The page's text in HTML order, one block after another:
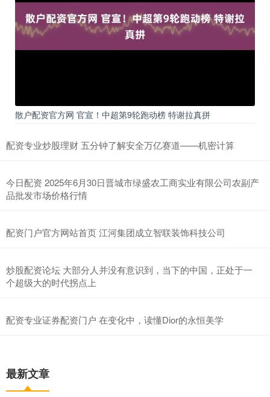
散户配资官方网 官宣！中超第9轮跑动榜 特谢拉真拼
配资专业炒股理财 五分钟了解安全万亿赛道——机密计算
今日配资 2025年6月30日晋城市绿盛农工商实业有限公司农副产
品批发市场价格行情
配资门户官方网站首页 江河集团成立智联装饰科技公司
炒股配资论坛 大部分人并没有意识到，当下的中国，正处于一
个超级大的时代拐点上
配资专业证券配资门户 在变化中，读懂Dior的永恒美学
最新文章